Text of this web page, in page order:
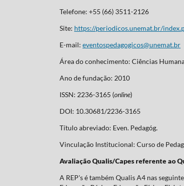
Telefone: +55 (66) 3511-2126
Site: https://periodicos.unemat.br/
E-mail: eventospedagogicos@unemat.br
Área do conhecimento: Ciências
Ano de fundação: 2010
ISSN: 2236-3165 (online)
DOI: 10.30681/2236-3165
Título abreviado: Even. Pedagóg.
Vinculação Institucional: Curso de
Avaliação Qualis/Capes referente ao
A REP's é também Qualis A4 nas